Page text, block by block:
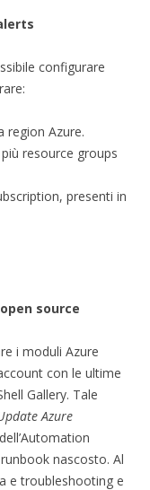
configurare
region Azure.
resource groups
presenti in
source
i moduli Azure
con le ultime
Gallery. Tale
Azure
dell’Automation
nascosto. Al
e troubleshooting e